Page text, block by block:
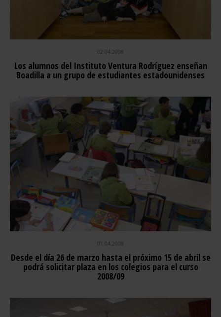
02.04.2008
Los alumnos del Instituto Ventura Rodríguez enseñan
Boadilla a un grupo de estudiantes estadounidenses
01.04.2008
Desde el día 26 de marzo hasta el próximo 15 de abril se
podrá solicitar plaza en los colegios para el curso
2008/09